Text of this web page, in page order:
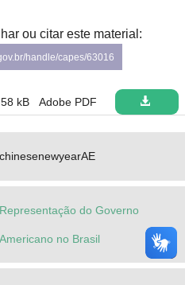
ou citar este material:
handle/capes/63016
kB Adobe PDF
chinesenewyearAE
Representação do Governo
Americano no Brasil